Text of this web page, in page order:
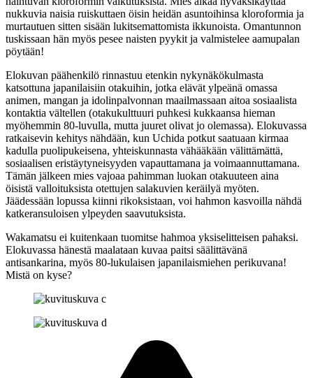
nukkuvia naisia ruiskuttaen öisin heidän asuntoihinsa kloroformia ja
murtautuen sitten sisään lukitsemattomista ikkunoista. Omantunnon
tuskissaan hän myös pesee naisten pyykit ja valmistelee aamupalan
pöytään!
Elokuvan päähenkilö rinnastuu etenkin nykynäkökulmasta
katsottuna japanilaisiin otakuihin, jotka elävät ylpeänä omassa
animen, mangan ja idolinpalvonnan maailmassaan aitoa sosiaalista
kontaktia vältellen (otakukulttuuri puhkesi kukkaansa hieman
myöhemmin 80‑luvulla, mutta juuret olivat jo olemassa). Elokuvassa
ratkaisevin kehitys nähdään, kun Uchida potkut saatuaan kirmaa
kadulla puolipukeisena, yhteiskunnasta vähääkään välittämättä,
sosiaalisen eristäytyneisyyden vapauttamana ja voimaannuttamana.
Tämän jälkeen mies vajoaa pahimman luokan otakuuteen aina
öisistä valloituksista otettujen salakuvien keräilyä myöten.
Jäädessään lopussa kiinni rikoksistaan, voi hahmon kasvoilla nähdä
katkeransuloisen ylpeyden saavutuksista.
Wakamatsu ei kuitenkaan tuomitse hahmoa yksiselitteisen pahaksi.
Elokuvassa hänestä maalataan kuvaa paitsi säälittävänä
antisankarina, myös 80‑lukulaisen japanilaismiehen perikuvana!
Mistä on kyse?